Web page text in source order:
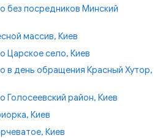
без посредников Минский
массив, Киев
Царское село, Киев
в день обращения Красный Хутор,
Голосеевский район, Киев
Киев
Киев